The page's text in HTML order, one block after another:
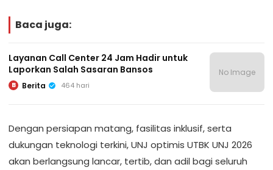
Baca juga:
Layanan Call Center 24 Jam Hadir untuk
Laporkan Salah Sasaran Bansos
B Berita 464 hari
No Image
Dengan persiapan matang, fasilitas inklusif, serta
dukungan teknologi terkini, UNJ optimis UTBK UNJ 2026
akan berlangsung lancar, tertib, dan adil bagi seluruh